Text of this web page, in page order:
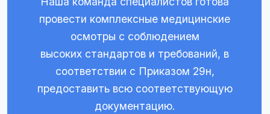
соответствии с Приказом 29н,
предоставить всю соответствующую
документацию.